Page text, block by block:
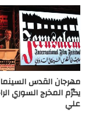
مهرجان القدس
يكرّم المخرج السوري
علي